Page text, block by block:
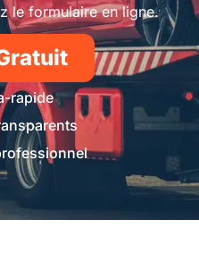
le formulaire en ligne.
rapide